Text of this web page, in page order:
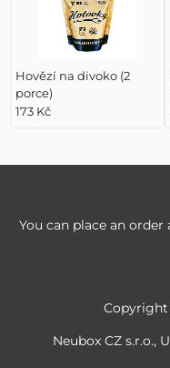
Hovězí na divoko (2
porce)
173 Kč
You can place an
Copyright
Neubox CZ s.r.o.,